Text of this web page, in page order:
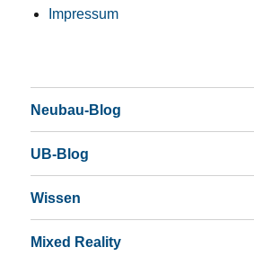
Impressum
Neubau-Blog
UB-Blog
Wissen
Mixed Reality